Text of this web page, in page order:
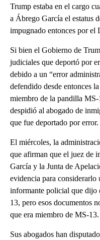
Trump estaba en el cargo
a Ábrego García el estatus
impugnado entonces por el
Si bien el Gobierno de
judiciales que deportó por
debido a un “error
defendido desde entonces
miembro de la pandilla
despidió al abogado de
que fue deportado por error.
El miércoles, la
que afirman que el juez de
García y la Junta de
evidencia para
informante policial que dijo
13, pero esos documentos
que era miembro de MS-13.
Sus abogados han